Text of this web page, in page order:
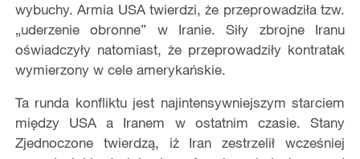
wybuchy. Armia USA twierdzi, że przeprowadziła tzw.
„uderzenie obronne” w Iranie. Siły zbrojne Iranu
oświadczyły natomiast, że przeprowadziły kontratak
wymierzony w cele amerykańskie.
Ta runda konfliktu jest najintensywniejszym starciem
między USA a Iranem w ostatnim czasie. Stany
Zjednoczone twierdzą, iż Iran zestrzelił wcześniej